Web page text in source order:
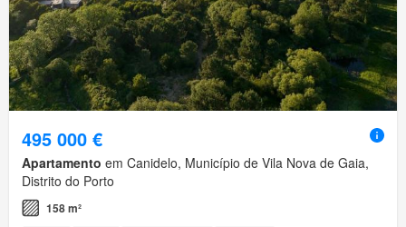
495 000 €
Apartamento em Canidelo, Município de Vila Nova de Gaia,
Distrito do Porto
158 m²